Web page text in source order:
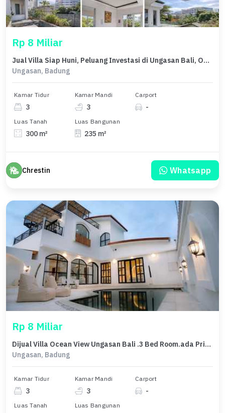
Rp 8 Miliar
Jual Villa Siap Huni, Peluang Investasi di Ungasan Bali, Ocean View, Hanya Beberapa Menit ke Pantai dan Beach Club
Ungasan, Badung
Kamar Tidur
3
Kamar Mandi
3
Carport
-
Luas Tanah
300 m²
Luas Bangunan
235 m²
Chrestin Whatsapp
Rp 8 Miliar
Dijual Villa Ocean View Ungasan Bali .3 Bed Room.ada Private Pool .Furnished
Ungasan, Badung
Kamar Tidur
3
Kamar Mandi
3
Carport
-
Luas Tanah Luas Bangunan